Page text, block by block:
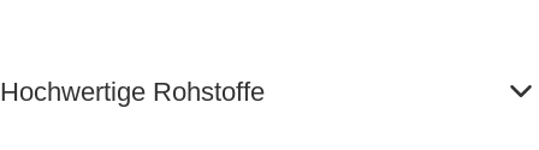
Hochwertige Rohstoffe